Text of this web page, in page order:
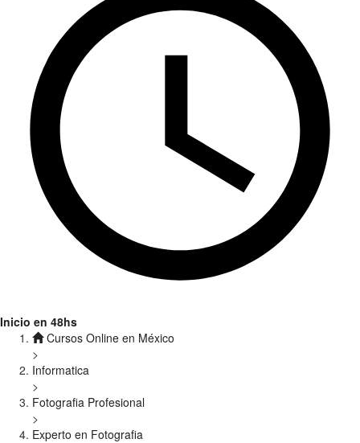
Inicio en 48hs
Cursos Online en México
>
Informatica
>
Fotografia Profesional
>
Experto en Fotografia